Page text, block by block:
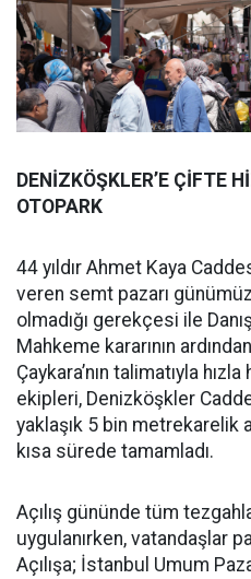
DENİZKÖŞKLER’E ÇİFTE
OTOPARK
44 yıldır Ahmet Kaya
veren semt pazarı
olmadığı gerekçesi ile
Mahkeme kararının
Çaykara’nın talimatıyla
ekipleri, Denizköşkler
yaklaşık 5 bin metrekarelik
kısa sürede tamamladı.
Açılış gününde tüm
uygulanırken, vatandaşlar
Açılışa; İstanbul Umum